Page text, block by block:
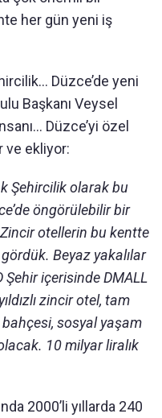
her gün yeni iş
Düzce’de yeni
Başkanı Veysel
Düzce’yi özel
ve ekliyor:
Şehircilik olarak bu
öngörülebilir bir
otellerin bu kentte
gördük. Beyaz yakalılar
Şehir içerisinde DMALL
zincir otel, tam
sosyal yaşam
10 milyar liralık
2000’li yıllarda 240